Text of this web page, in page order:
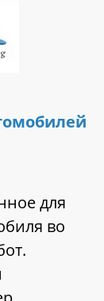
для
во